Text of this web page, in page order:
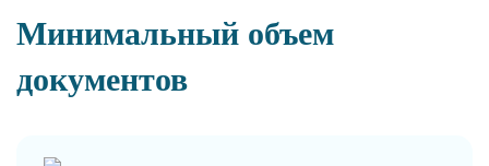
Минимальный объем
документов